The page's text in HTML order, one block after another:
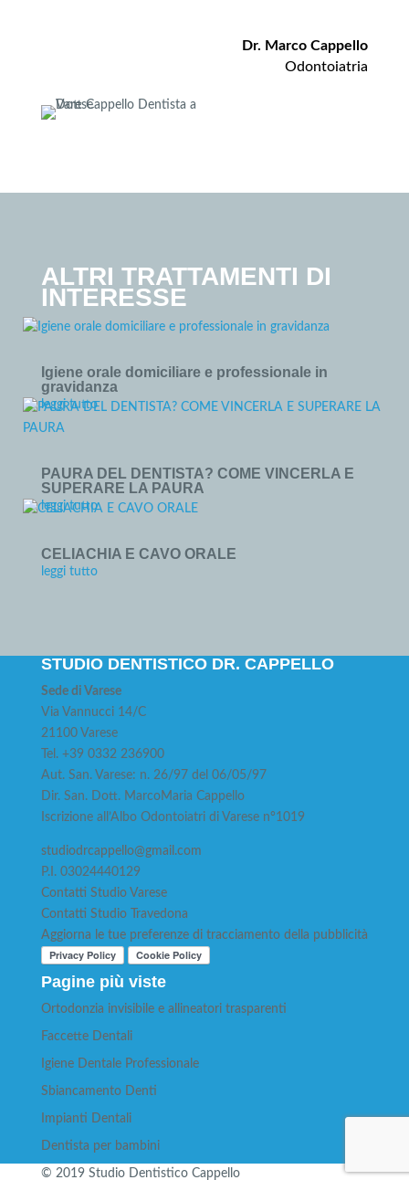
Dr. Marco Cappello
Odontoiatria
ALTRI TRATTAMENTI DI
INTERESSE
Igiene orale domiciliare e professionale in
gravidanza
leggi tutto
PAURA DEL DENTISTA? COME VINCERLA E
SUPERARE LA PAURA
leggi tutto
CELIACHIA E CAVO ORALE
leggi tutto
STUDIO DENTISTICO DR. CAPPELLO
Sede di Varese
Via Vannucci 14/C
21100 Varese
Tel. +39 0332 236900
Aut. San. Varese: n. 26/97 del 06/05/97
Dir. San. Dott. MarcoMaria Cappello
Iscrizione all’Albo Odontoiatri di Varese n°1019
studiodrcappello@gmail.com
P.I. 03024440129
Contatti Studio Varese
Contatti Studio Travedona
Aggiorna le tue preferenze di tracciamento della pubblicità
Pagine più viste
Ortodonzia invisibile e allineatori trasparenti
Faccette Dentali
Igiene Dentale Professionale
Sbiancamento Denti
Impianti Dentali
Dentista per bambini
© 2019 Studio Dentistico Cappello